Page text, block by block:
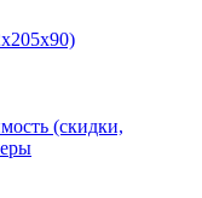
(скидки,